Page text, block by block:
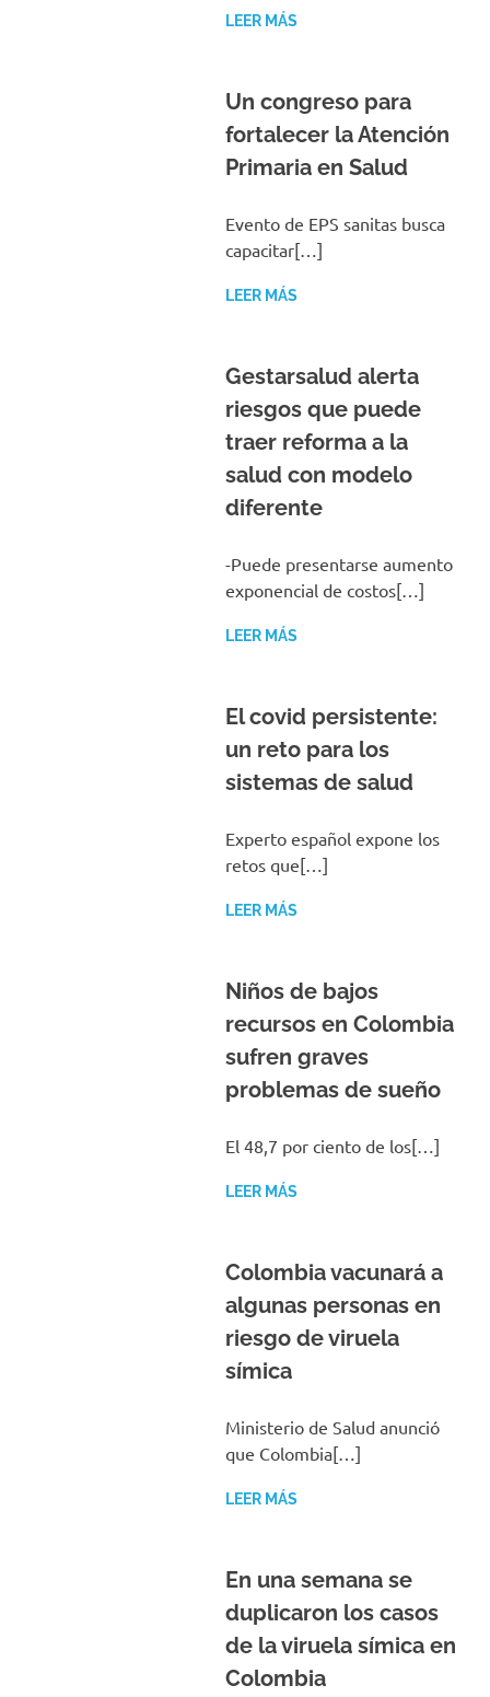
LEER MÁS
Un congreso para
fortalecer la Atención
Primaria en Salud
Evento de EPS sanitas busca
capacitar[…]
LEER MÁS
Gestarsalud alerta
riesgos que puede
traer reforma a la
salud con modelo
diferente
-Puede presentarse aumento
exponencial de costos[…]
LEER MÁS
El covid persistente:
un reto para los
sistemas de salud
Experto español expone los
retos que[…]
LEER MÁS
Niños de bajos
recursos en Colombia
sufren graves
problemas de sueño
El 48,7 por ciento de los[…]
LEER MÁS
Colombia vacunará a
algunas personas en
riesgo de viruela
símica
Ministerio de Salud anunció
que Colombia[…]
LEER MÁS
En una semana se
duplicaron los casos
de la viruela símica en
Colombia